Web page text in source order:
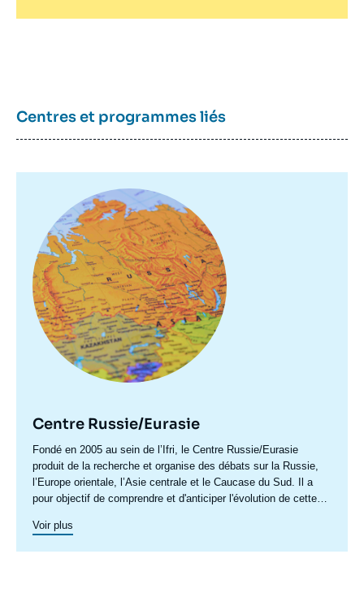
Centres et programmes liés
principale
Centre Russie/Eurasie
Accroche
centre
Fondé en 2005 au sein de l’Ifri, le Centre Russie/Eurasie
produit de la recherche et organise des débats sur la Russie,
l’Europe orientale, l’Asie centrale et le Caucase du Sud. Il a
pour objectif de comprendre et d'anticiper l'évolution de cette
débat public en France et en Europe, et pour aider à la décision
Voir plus